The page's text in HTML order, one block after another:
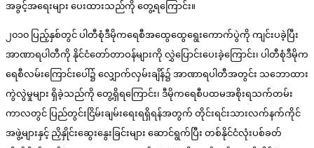
အခွင့်အရေးများ ပေးထားသည်ကို တွေ့ရကြောင်း။
၂၀၁၀ ပြည့်နှစ်တွင် ပါတီစုံဒီမိုကရေစီအထွေထွေရွေးကောက်ပွဲကို ကျင်းပခဲ့ပြီး
အာဏာရပါတီကို နိုင်ငံတော်တာဝန်များကို လွှဲပြောင်းပေးခဲ့ကြောင်း၊ ပါတီစုံဒီမိုက
ရေစီလမ်းကြောင်းပေါ်၌ လျှောက်လှမ်းချိန်၌ အာဏာရပါတီအတွင်း သဘောထား
ကွဲလွဲမှုများ ရှိခဲ့သည်ကို တွေ့ရှိရကြောင်း၊ ဒီမိုကရေစီပထမအစိုးရသက်တမ်း
ကာလတွင် ပြည်တွင်းငြိမ်းချမ်းရေးရရှိရန်အတွက် တိုင်းရင်းသားလက်နက်ကိုင်
အဖွဲ့များနှင့် ညှိနှိုင်းဆွေးနွေးခြင်းများ ဆောင်ရွက်ပြီး တစ်နိုင်ငံလုံးပစ်ခတ်